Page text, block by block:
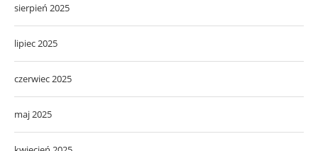
sierpień 2025
lipiec 2025
czerwiec 2025
maj 2025